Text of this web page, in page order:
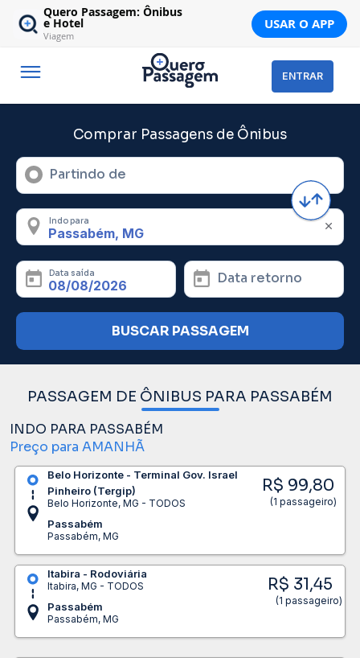
Quero Passagem: Ônibus
e Hotel
Viagem
USAR O APP
ENTRAR
Comprar Passagens de Ônibus
Partindo de
Indo para
Data saída Data retorno
BUSCAR PASSAGEM
PASSAGEM DE ÔNIBUS PARA PASSABÉM
INDO PARA PASSABÉM
Preço para AMANHÃ
Belo Horizonte - Terminal Gov. Israel
Pinheiro (Tergip)
Belo Horizonte, MG - TODOS
Passabém
Passabém, MG
R$ 99,80
(1 passageiro)
Itabira - Rodoviária
Itabira, MG - TODOS
Passabém
Passabém, MG
R$ 31,45
(1 passageiro)